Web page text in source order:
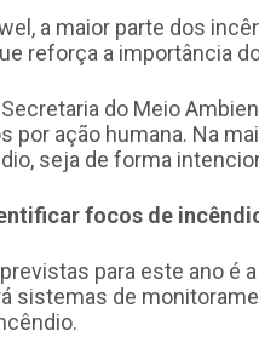
a maior parte dos
reforça a importância
do Meio
por ação humana. Na
seja de forma
focos de
para este ano é
sistemas de